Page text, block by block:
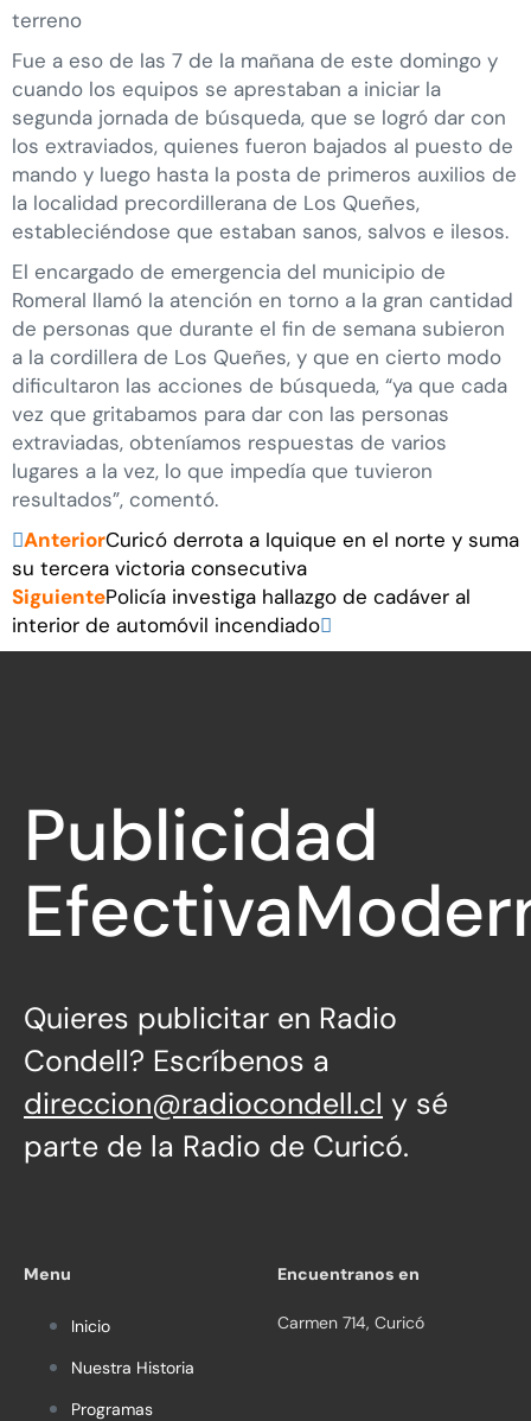
terreno
Fue a eso de las 7 de la mañana de este domingo y
cuando los equipos se aprestaban a iniciar la
segunda jornada de búsqueda, que se logró dar con
los extraviados, quienes fueron bajados al puesto de
mando y luego hasta la posta de primeros auxilios de
la localidad precordillerana de Los Queñes,
estableciéndose que estaban sanos, salvos e ilesos.
El encargado de emergencia del municipio de
Romeral llamó la atención en torno a la gran cantidad
de personas que durante el fin de semana subieron
a la cordillera de Los Queñes, y que en cierto modo
dificultaron las acciones de búsqueda, “ya que cada
vez que gritabamos para dar con las personas
extraviadas, obteníamos respuestas de varios
lugares a la vez, lo que impedía que tuvieron
resultados”, comentó.
AnteriorCuricó derrota a Iquique en el norte y suma
su tercera victoria consecutiva
SiguientePolicía investiga hallazgo de cadáver al
interior de automóvil incendiado
Publicidad
Efectiva
Quieres publicitar en Radio
Condell? Escríbenos a
direccion@radiocondell.cl y sé
parte de la Radio de Curicó.
Menu
Inicio
Nuestra Historia
Programas
Encuentranos en
Carmen 714, Curicó